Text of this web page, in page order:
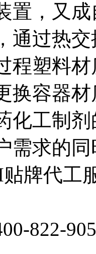
置，又
通过热
程塑料
换容器
化工制
需求的
牌代工
822-